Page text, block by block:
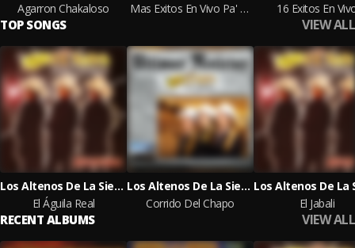
Agarron Chakaloso
Mas Exitos En Vivo Pa' La Raza
16 Exitos En
TOP SONGS VIEW ALL
Los Altenos De La Sierra
El Águila Real
Los Altenos De La Sierra
Corrido Del Chapo
El Jabalí
RECENT ALBUMS VIEW ALL